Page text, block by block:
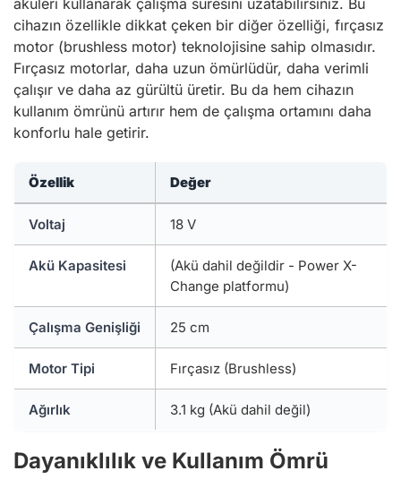
aküleri kullanarak çalışma süresini uzatabilirsiniz. Bu
cihazın özellikle dikkat çeken bir diğer özelliği, fırçasız
motor (brushless motor) teknolojisine sahip olmasıdır.
Fırçasız motorlar, daha uzun ömürlüdür, daha verimli
çalışır ve daha az gürültü üretir. Bu da hem cihazın
kullanım ömrünü artırır hem de çalışma ortamını daha
konforlu hale getirir.
Özellik Değer
Voltaj 18 V
Akü Kapasitesi
(Akü dahil değildir - Power X-
Change platformu)
Çalışma Genişliği 25 cm
Motor Tipi Fırçasız (Brushless)
Ağırlık 3.1 kg (Akü dahil değil)
Dayanıklılık ve Kullanım Ömrü